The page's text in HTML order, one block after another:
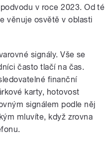
v roce 2023. Od té
věnuje osvětě v oblasti
signály. Vše se
často tlačí na čas.
finanční
karty, hotovost
signálem podle něj
mluvíte, když zrovna